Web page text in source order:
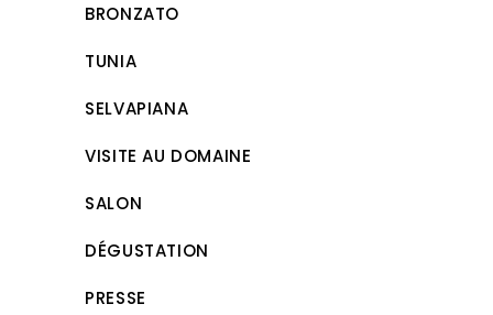
BRONZATO
TUNIA
SELVAPIANA
VISITE AU DOMAINE
SALON
DÉGUSTATION
PRESSE